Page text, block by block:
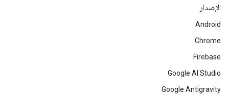
الإصدار
Android
Chrome
Firebase
Google AI Studio
Google Antigravity